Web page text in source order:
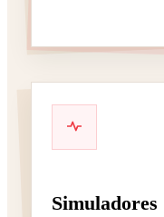
Simuladores